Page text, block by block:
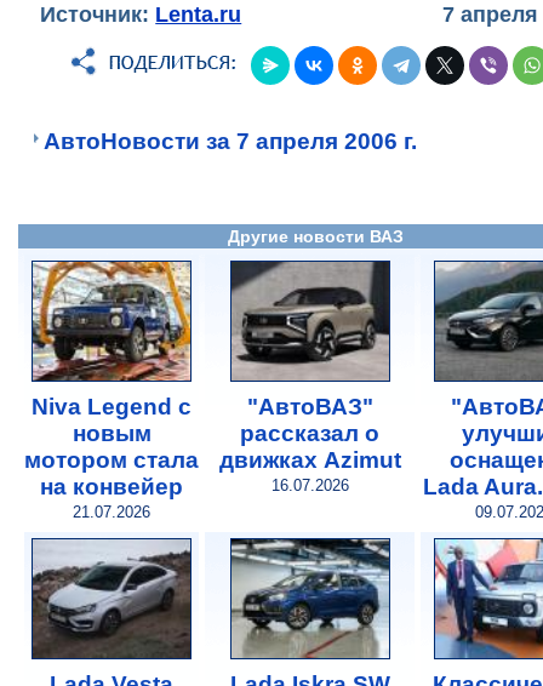
Источник: Lenta.ru 7 апреля
АвтоНовости за 7 апреля 2006 г.
Другие новости ВАЗ
Niva Legend с
новым
мотором стала
на конвейер
21.07.2026
"АвтоВАЗ"
рассказал о
движках Azimut
16.07.2026
Lada